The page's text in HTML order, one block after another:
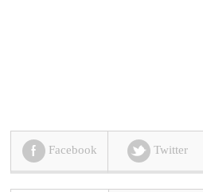
Facebook Twitter